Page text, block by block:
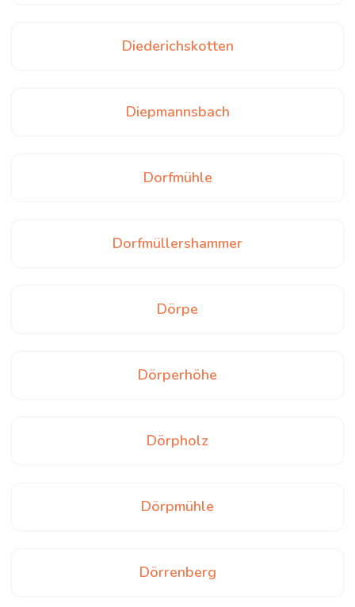
Diederichskotten
Diepmannsbach
Dorfmühle
Dorfmüllershammer
Dörpe
Dörperhöhe
Dörpholz
Dörpmühle
Dörrenberg